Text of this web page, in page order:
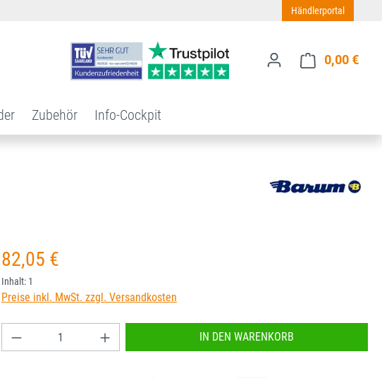
Händlerportal
0,00 €
Zubehör Info-Cockpit
Regulärer Preis:
82,05 €
Inhalt: 1
Preise inkl. MwSt. zzgl. Versandkosten
Produkt Anzahl: Gib den gewünschten Wert ein oder
IN DEN WARENKORB